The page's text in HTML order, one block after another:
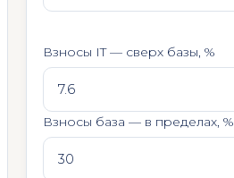
Взносы IT — сверх базы, %
Взносы база — в пределах, %